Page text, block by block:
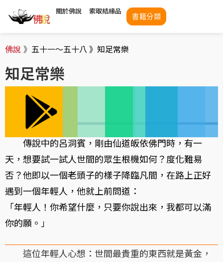
關於佛說 索取結緣品
書籍分類
佛說 》 五十一～五十八 》 知足常樂
知足常樂
傳說中的呂洞賓，剛由仙道皈依佛門時，有一
天，想要試一試人世間的眾生根機如何？度化難易
否？他即以一個老頭子的樣子降臨凡間，在路上正好
遇到一個年輕人，他就上前問道：
「年輕人！你希望什麼，只要你說出來，我都可以滿
你的願。」
這位年輕人心想：世間最貴重的東西就是黃金，